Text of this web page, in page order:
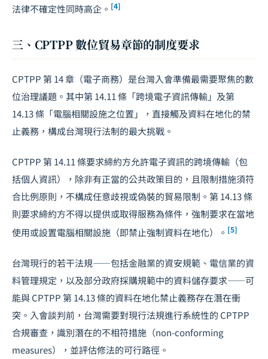
法律不確定性同時高企。 [4]
三、CPTPP 數位貿易章節的制度要求
CPTPP 第 14 章（電子商務）是台灣入會準備最需要聚焦的數
位治理議題。其中第 14.11 條「跨境電子資訊傳輸」及第
14.13 條「電腦相關設施之位置」，直接觸及資料在地化的禁
止義務，構成台灣現行法制的最大挑戰。
CPTPP 第 14.11 條要求締約方允許電子資訊的跨境傳輸（包
括個人資訊），除非有正當的公共政策目的，且限制措施須符
合比例原則，不構成任意歧視或偽裝的貿易限制。第 14.13 條
則要求締約方不得以提供或取得服務為條件，強制要求在當地
使用或設置電腦相關設施（即禁止強制資料在地化）。 [5]
台灣現行的若干法規——包括金融業的資安規範、電信業的資
料管理規定，以及部分政府採購規範中的資料儲存要求——可
能與 CPTPP 第 14.13 條的資料在地化禁止義務存在潛在衝
突。入會談判前，台灣需要對現行法規進行系統性的 CPTPP
合規審查，識別潛在的不相符措施（non-conforming
measures），並評估修法的可行路徑。